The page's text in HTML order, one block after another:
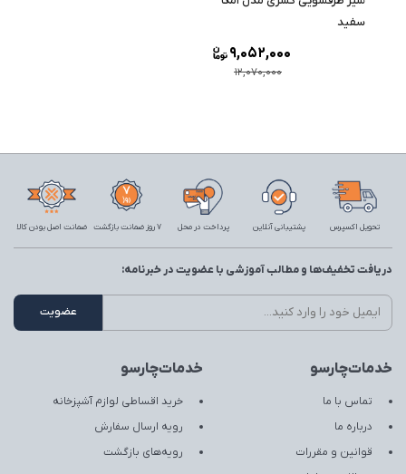
سفید
12,070,000
9,052,000
تحویل اکسپرس پشتیبانی آنلاین پرداخت در محل 7 روز ضمانت بازگشت ضمانت اصل بودن کالا
خدمات‌چارسو
تماس با ما
درباره ما
قوانین و مقررات
خدمات‌چارسو
خرید اقساطی لوازم آشپزخانه
رویه ارسال سفارش
رویه‌های بازگشت
دریافت تخفیف‌ها و مطالب آموزشی با عضویت در خبرنامه: